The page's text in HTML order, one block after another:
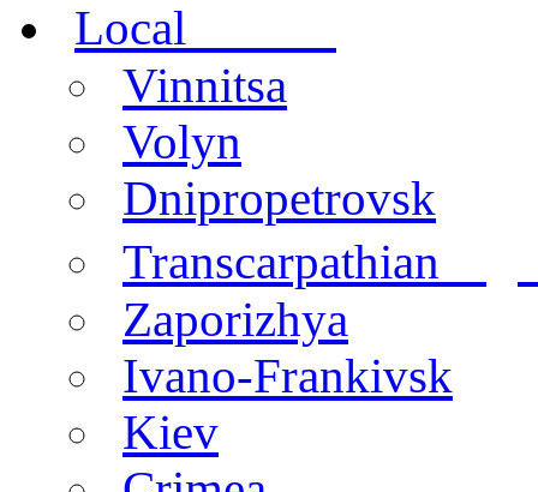
Local
Vinnitsa
Volyn
Dnipropetrovsk
Transcarpathian
Zaporizhya
Ivano-Frankivsk
Kiev